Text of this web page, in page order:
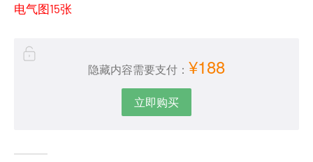
电气图15张
隐藏内容需要支付： ¥188
立即购买